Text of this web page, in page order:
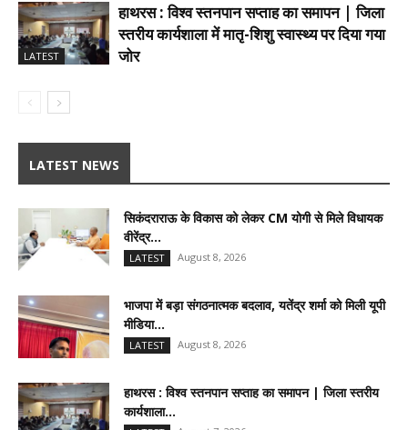
LATEST
हाथरस : विश्व स्तनपान सप्ताह का समापन | जिला
स्तरीय कार्यशाला में मातृ-शिशु स्वास्थ्य पर दिया गया
जोर
LATEST NEWS
सिकंदराराऊ के विकास को लेकर CM योगी से मिले विधायक
वीरेंद्र...
LATEST August 8, 2026
भाजपा में बड़ा संगठनात्मक बदलाव, यतेंद्र शर्मा को मिली यूपी
मीडिया...
LATEST August 8, 2026
हाथरस : विश्व स्तनपान सप्ताह का समापन | जिला स्तरीय
कार्यशाला...